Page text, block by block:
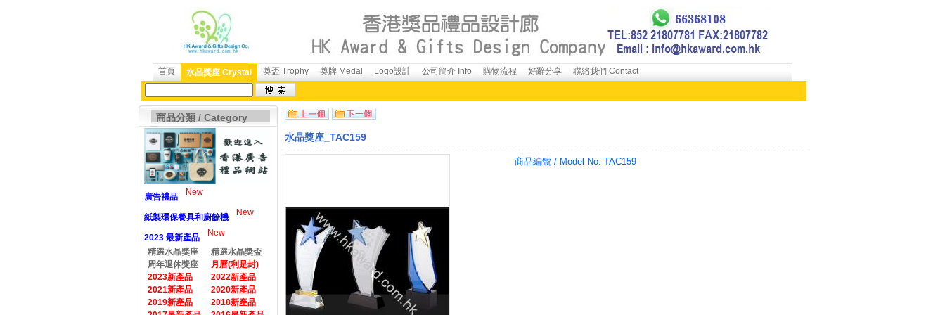
首頁 水晶獎座 Crystal 獎盃 Trophy 獎牌 Medal Logo設計 公司簡介 Info 購物流程 好辭分享 聯絡我們 Contact
商品分類 / Category
廣告禮品 New
紙製環保餐具和廚餘機 New
2023 最新產品
New
精選水晶獎座
精選水晶獎盃
周年退休獎座
月曆(利是封)
2023新產品
2022新產品
2021新產品
2020新產品
2019新產品
2018新產品
水晶獎座_TAC159
商品編號 / Model No: TAC159